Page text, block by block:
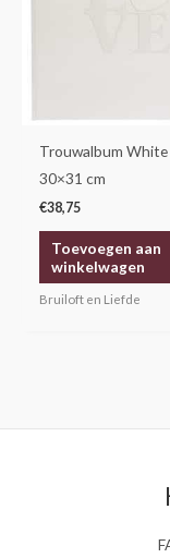
Trouwalbum White
30×31 cm
€38,75
Toevoegen aan
winkelwagen
Bruiloft en Liefde